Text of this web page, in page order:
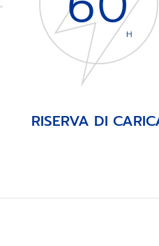
H
RISERVA DI